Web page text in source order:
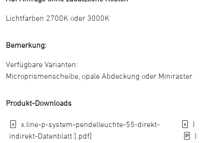
Lichtfarben 2700K oder 3000K
Bemerkung:
Verfügbare Varianten:
Microprismenscheibe, opale Abdeckung oder Miniraster
Produkt-Downloads
x.line-p-system-pendelleuchte-55-direkt-
indirekt-Datenblatt [.pdf]
|
|